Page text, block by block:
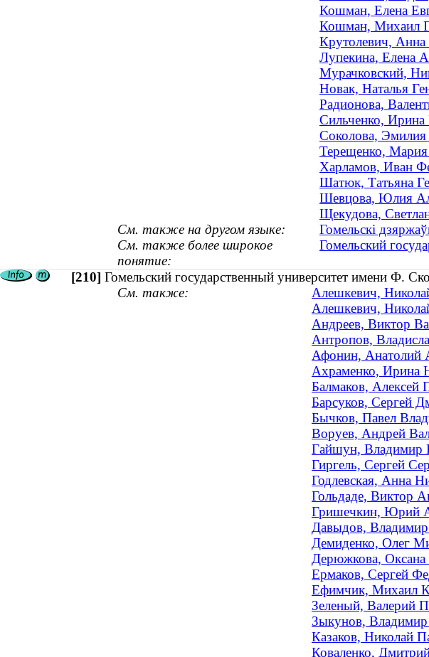
Кошман, Елена
Кошман, Михаил
Крутолевич, Анна
Лупекина, Елена
Мурачковский,
Новак, Наталья
Радионова,
Сильченко, Ирина
Соколова, Эмилия
Терещенко, Мария
Харламов, Иван
Шатюк, Татьяна
Шевцова, Юлия
Щекудова,
См. также на другом языке:
Гомельскі
См. также более широкое
понятие:
Гомельский
[210] Гомельский государственный университет имени Ф.
См. также:
Алешкевич,
Алешкевич,
Андреев, Виктор
Антропов,
Афонин, Анатолий
Ахраменко, Ирина
Балмаков, Алексей
Барсуков, Сергей
Бычков, Павел
Воруев, Андрей
Гайшун, Владимир
Гиргель, Сергей
Годлевская, Анна
Гольдаде, Виктор
Гришечкин, Юрий
Давыдов,
Демиденко, Олег
Дерюжкова, Оксана
Ермаков, Сергей
Ефимчик, Михаил
Зеленый, Валерий
Зыкунов, Владимир
Казаков, Николай
Коваленко,